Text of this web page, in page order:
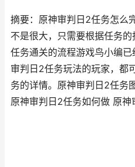
摘要：原神审判日2任务怎么
不是很大，只需要根据任务
任务通关的流程游戏鸟小编
审判日2任务玩法的玩家，都
务的详情。原神审判日2任务
原神审判日2任务如何做 原神